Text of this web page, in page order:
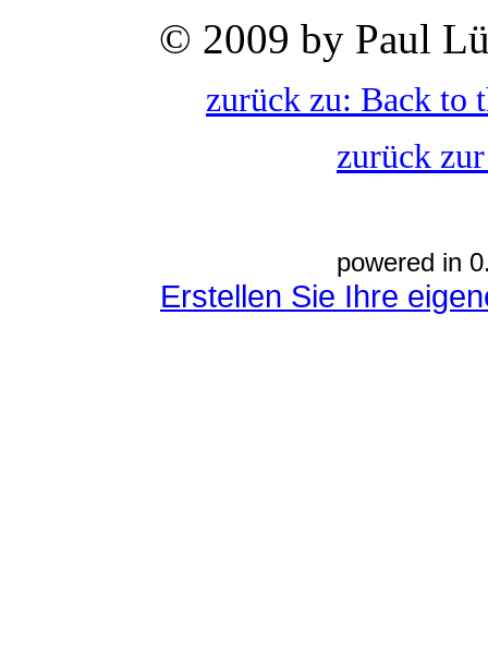
© 2009 by Paul
zurück zu: Back to
zurück
powered in
Erstellen Sie Ihre